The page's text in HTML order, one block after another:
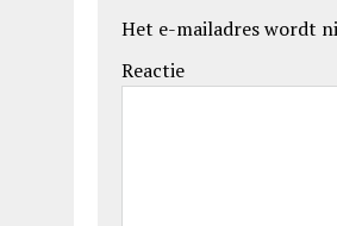
Het e-mailadres wordt
Reactie